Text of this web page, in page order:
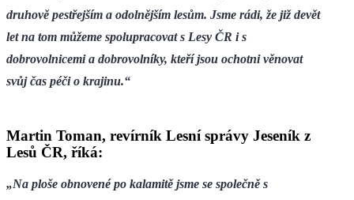
druhově pestřejším a odolnějším lesům. Jsme rádi, že již devět
let na tom můžeme spolupracovat s Lesy ČR i s
dobrovolnicemi a dobrovolníky, kteří jsou ochotni věnovat
svůj čas péči o krajinu.“
Martin Toman, revírník Lesní správy Jeseník z
Lesů ČR, říká:
„Na ploše obnovené po kalamitě jsme se společně s